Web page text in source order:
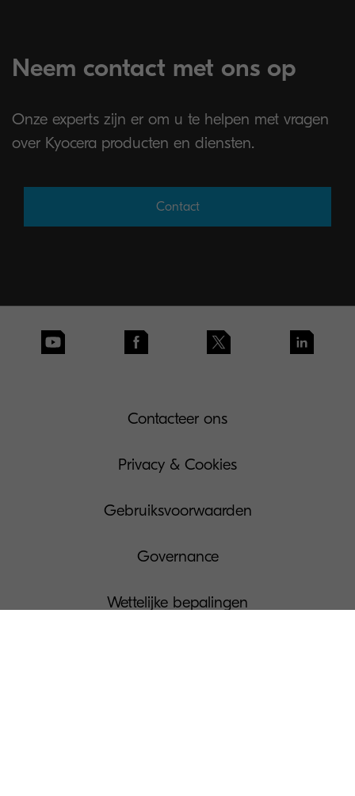
Neem contact met ons op
Onze experts zijn er om u te helpen met vragen
over Kyocera producten en diensten.
Contact
Contacteer ons
Privacy & Cookies
Gebruiksvoorwaarden
Governance
Wettelijke bepalingen